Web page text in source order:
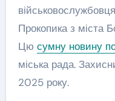
Прокопика з міста
Цю сумну новину
міська рада.
2025 року.